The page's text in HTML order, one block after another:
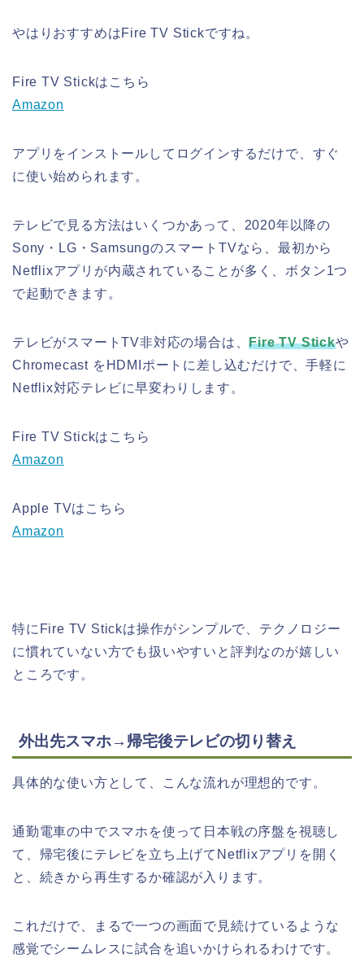
やはりおすすめはFire TV Stickですね。
Fire TV Stickはこちら
Amazon
アプリをインストールしてログインするだけで、すぐ
に使い始められます。
テレビで見る方法はいくつかあって、2020年以降の
Sony・LG・SamsungのスマートTVなら、最初から
Netflixアプリが内蔵されていることが多く、ボタン1つ
で起動できます。
テレビがスマートTV非対応の場合は、Fire TV Stickや
Chromecast を HDMIポートに差し込むだけで、手軽に
Netflix対応テレビに早変わりします。
Fire TV Stickはこちら
Amazon
Apple TVはこちら
Amazon
特にFire TV Stickは操作がシンプルで、テクノロジー
に慣れていない方でも扱いやすいと評判なのが嬉しい
ところです。
外出先スマホ→帰宅後テレビの切り替え
具体的な使い方として、こんな流れが理想的です。
通勤電車の中でスマホを使って日本戦の序盤を視聴し
て、帰宅後にテレビを立ち上げてNetflixアプリを開く
と、続きから再生するか確認が入ります。
これだけで、まるで一つの画面で見続けているような
感覚でシームレスに試合を追いかけられるわけです。